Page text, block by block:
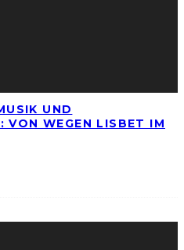
UND
VON WEGEN LISBET IM